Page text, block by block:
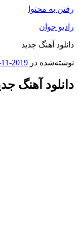
رفتن به محتوا
رادیو جوان
دانلود آهنگ جدید
نوشته‌شده در 2019-11-24
دانلود آهنگ